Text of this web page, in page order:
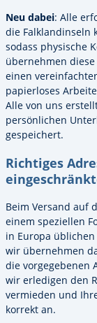
Neu dabei: Alle
die Falklandinseln
sodass physische
übernehmen
einen
papierloses
Alle von uns
persönlichen
gespeichert.
Richtiges
Beim Versand auf
einem speziellen
in Europa
wir übernehmen
die vorgegebenen
wir erledigen den
vermieden und
korrekt an.